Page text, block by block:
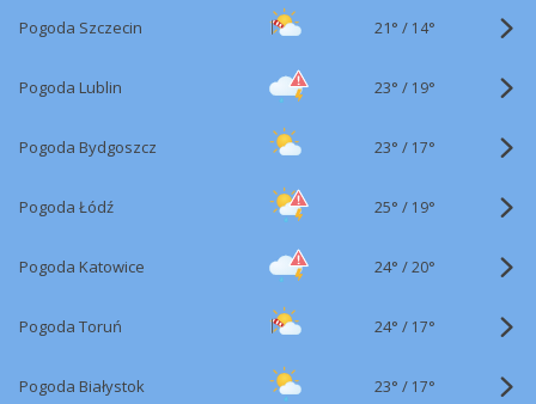
Pogoda Szczecin 21° / 14°
Pogoda Lublin 23° / 19°
Pogoda Bydgoszcz 23° / 17°
Pogoda Łódź 25° / 19°
Pogoda Katowice 24° /20°
Pogoda Toruń 24° / 17°
Pogoda Białystok 23° / 17°